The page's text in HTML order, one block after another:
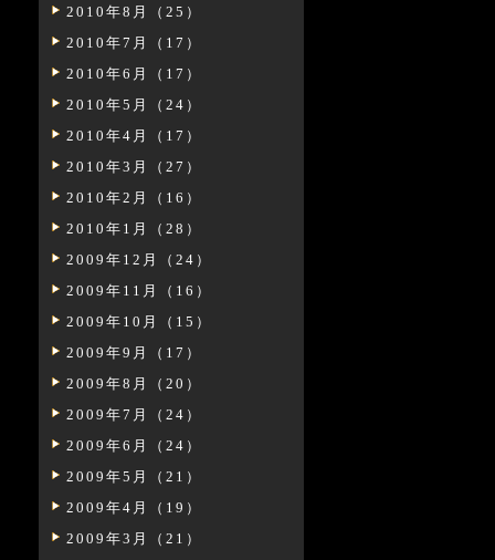
2010年8月（25）
2010年7月（17）
2010年6月（17）
2010年5月（24）
2010年4月（17）
2010年3月（27）
2010年2月（16）
2010年1月（28）
2009年12月（24）
2009年11月（16）
2009年10月（15）
2009年9月（17）
2009年8月（20）
2009年7月（24）
2009年6月（24）
2009年5月（21）
2009年4月（19）
2009年3月（21）